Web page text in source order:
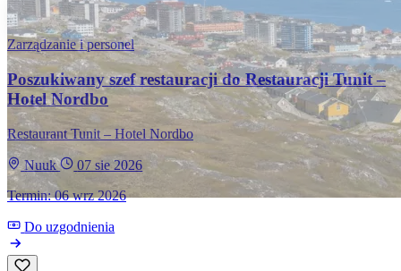
Zarządzanie i personel
Poszukiwany szef restauracji do Restauracji Tunit –
Hotel Nordbo
Restaurant Tunit – Hotel Nordbo
Nuuk
07 sie 2026
Termin: 06 wrz 2026
Do uzgodnienia